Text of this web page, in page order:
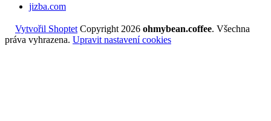
jizba.com
Vytvořil Shoptet Copyright 2026 ohmybean.coffee. Všechna
práva vyhrazena. Upravit nastavení cookies